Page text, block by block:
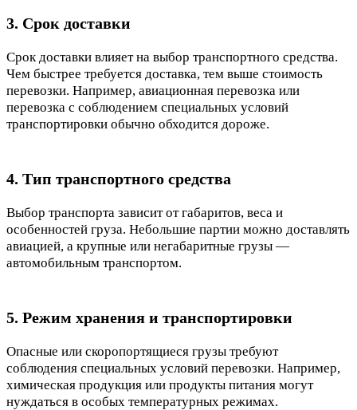
3. Срок доставки
Срок доставки влияет на выбор транспортного средства.
Чем быстрее требуется доставка, тем выше стоимость
перевозки. Например, авиационная перевозка или
перевозка с соблюдением специальных условий
транспортировки обычно обходится дороже.
4. Тип транспортного средства
Выбор транспорта зависит от габаритов, веса и
особенностей груза. Небольшие партии можно доставлять
авиацией, а крупные или негабаритные грузы —
автомобильным транспортом.
5. Режим хранения и транспортировки
Опасные или скоропортящиеся грузы требуют
соблюдения специальных условий перевозки. Например,
химическая продукция или продукты питания могут
нуждаться в особых температурных режимах.